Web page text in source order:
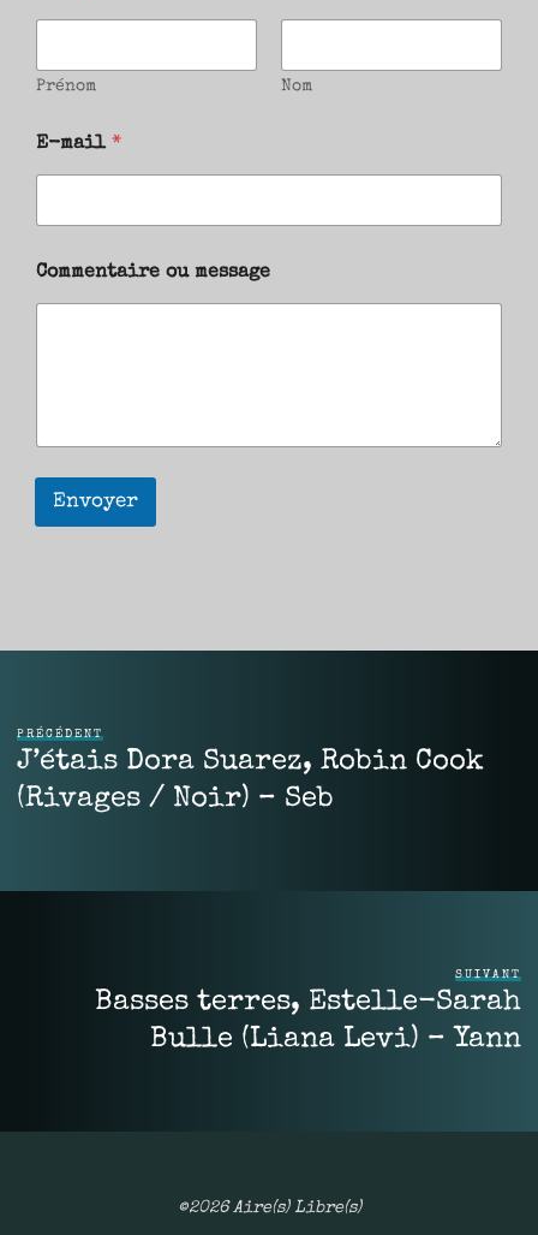
Prénom Nom
E-mail *
Commentaire ou message
Envoyer
PRÉCÉDENT
J’étais Dora Suarez, Robin Cook
(Rivages / Noir) – Seb
SUIVANT
Basses terres, Estelle-Sarah
Bulle (Liana Levi) – Yann
©2026 Aire(s) Libre(s)